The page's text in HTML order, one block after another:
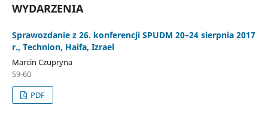
WYDARZENIA
Sprawozdanie z 26. konferencji SPUDM 20–24 sierpnia 2017
r., Technion, Haifa, Izrael
Marcin Czupryna
59-60
PDF